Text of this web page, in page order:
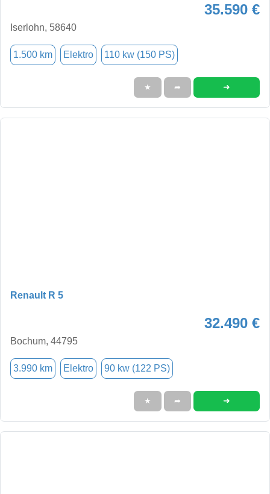
35.590 €
Iserlohn, 58640
1.500 km Elektro 110 kw (150 PS)
★ ➦ ➜
Renault R 5
32.490 €
Bochum, 44795
3.990 km Elektro 90 kw (122 PS)
★ ➦ ➜